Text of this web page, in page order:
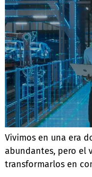
Vivimos en una era
abundantes, pero el
transformarlos en